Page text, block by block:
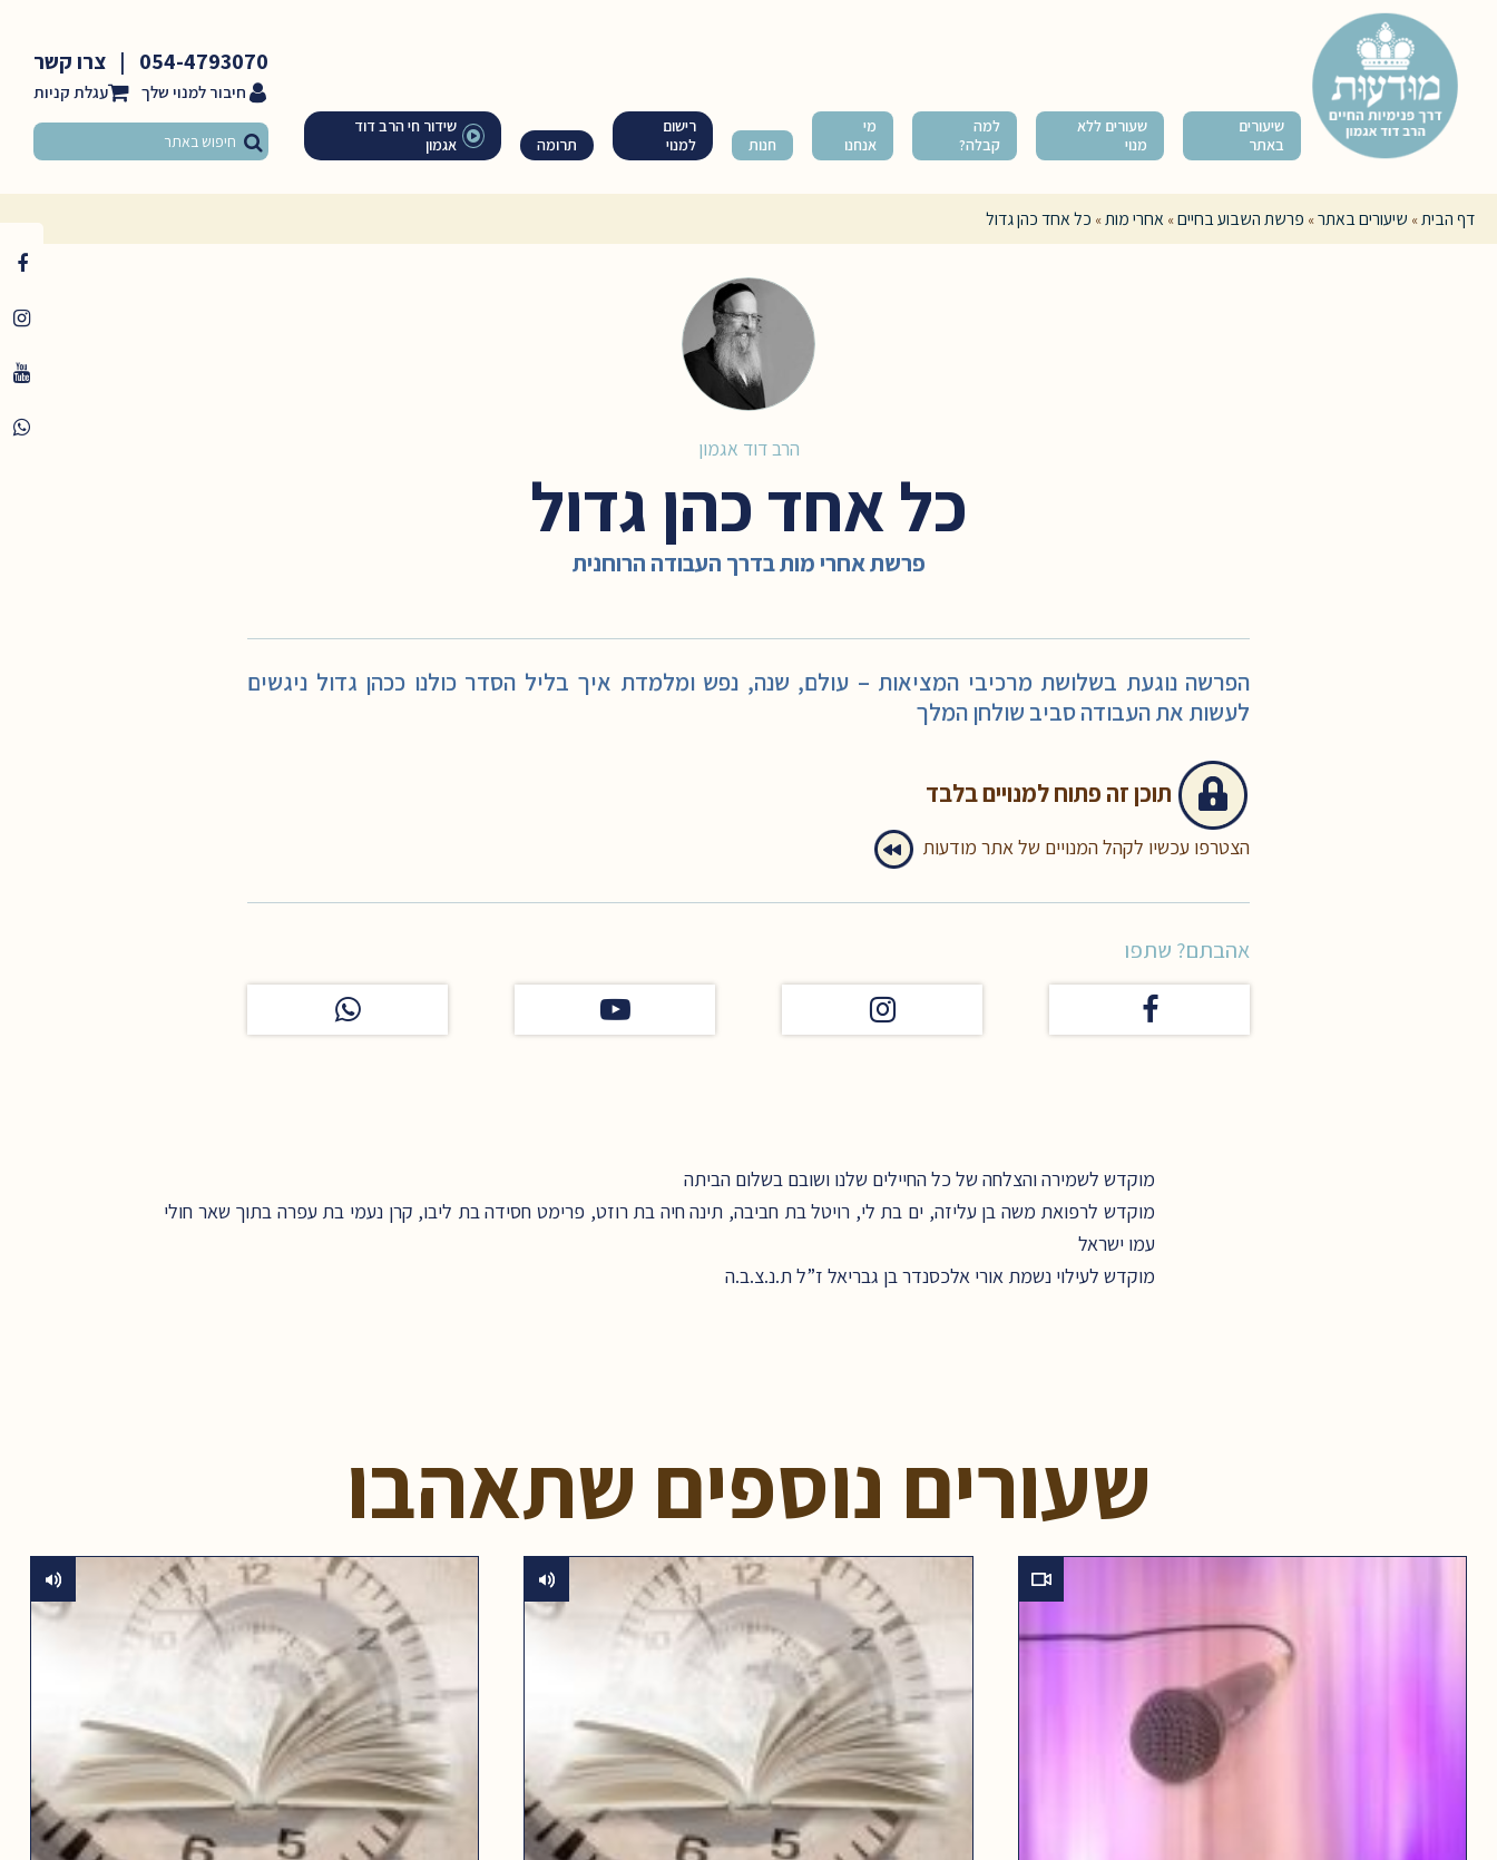
שיעורים
באתר
שעורים ללא
מנוי
למה
קבלה?
מי
אנחנו
חנות
רישום
למנוי
תרומה
שידור חי הרב דוד
אגמון
054-4793070
| צרו קשר
חיבור למנוי שלך
דף הבית» שיעורים באתר» פרשת השבוע בחיים» אחרי מות» כל אחד כהן גדול
הרב דוד אגמון
כל אחד כהן גדול
פרשת אחרי מות בדרך העבודה הרוחנית
הפרשה נוגעת בשלושת מרכיבי המציאות – עולם, שנה, נפש ומלמדת איך בליל הסדר כולנו ככהן גדול ניגשים
לעשות את העבודה סביב שולחן המלך
תוכן זה פתוח למנויים בלבד
הצטרפו עכשיו לקהל המנויים של אתר מודעות
אהבתם? שתפו
מוקדש לשמירה והצלחה של כל החיילים שלנו ושובם בשלום הביתה
מוקדש לרפואת משה בן עליזה, ים בת לי, רויטל בת חביבה, תינה חיה בת רוזט, פרימט חסידה בת ליבו, קרן נעמי בת עפרה בתוך שאר חולי
עמו ישראל
מוקדש לעילוי נשמת אורי אלכסנדר בן גבריאל ז”ל ת.נ.צ.ב.ה
שעורים נוספים שתאהבו